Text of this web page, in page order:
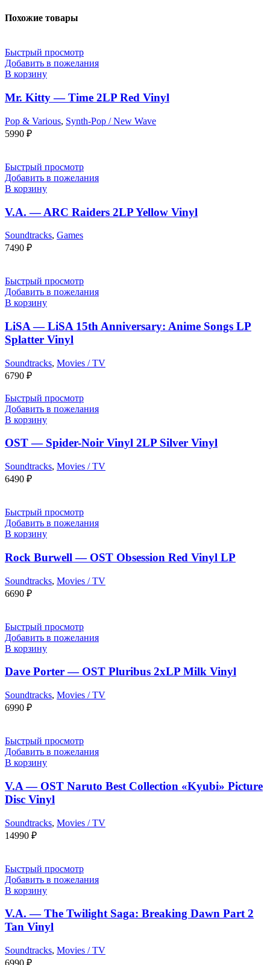
Похожие товары
Быстрый просмотр
Добавить в пожелания
В корзину
Mr. Kitty — Time 2LP Red Vinyl
Pop & Various, Synth-Pop / New Wave
5990 ₽
Быстрый просмотр
Добавить в пожелания
В корзину
V.A. — ARC Raiders 2LP Yellow Vinyl
Soundtracks, Games
7490 ₽
Быстрый просмотр
Добавить в пожелания
В корзину
LiSA — LiSA 15th Anniversary: Anime Songs LP
Splatter Vinyl
Soundtracks, Movies / TV
6790 ₽
Быстрый просмотр
Добавить в пожелания
В корзину
OST — Spider-Noir Vinyl 2LP Silver Vinyl
Soundtracks, Movies / TV
6490 ₽
Быстрый просмотр
Добавить в пожелания
В корзину
Rock Burwell — OST Obsession Red Vinyl LP
Soundtracks, Movies / TV
6690 ₽
Быстрый просмотр
Добавить в пожелания
В корзину
Dave Porter — OST Pluribus 2xLP Milk Vinyl
Soundtracks, Movies / TV
6990 ₽
Быстрый просмотр
Добавить в пожелания
В корзину
V.A — OST Naruto Best Collection «Kyubi» Picture
Disc Vinyl
Soundtracks, Movies / TV
14990 ₽
Быстрый просмотр
Добавить в пожелания
В корзину
V.A. — The Twilight Saga: Breaking Dawn Part 2
Tan Vinyl
Soundtracks, Movies / TV
6990 ₽